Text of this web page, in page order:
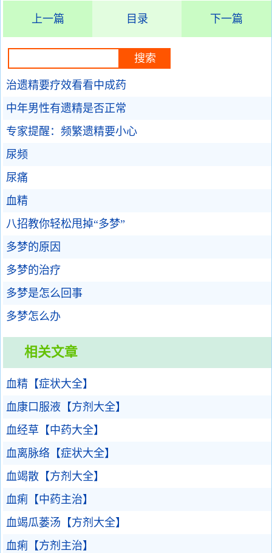
上一篇 目录 下一篇
治遗精要疗效看看中成药
中年男性有遗精是否正常
专家提醒：频繁遗精要小心
尿频
尿痛
血精
八招教你轻松甩掉“多梦”
多梦的原因
多梦的治疗
多梦是怎么回事
多梦怎么办
相关文章
血精【症状大全】
血康口服液【方剂大全】
血经草【中药大全】
血离脉络【症状大全】
血竭散【方剂大全】
血痢【中药主治】
血竭瓜蒌汤【方剂大全】
血痢【方剂主治】